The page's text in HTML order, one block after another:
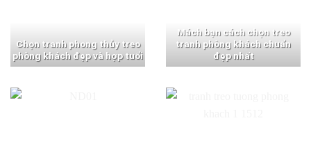
Chọn tranh phong thủy treo
phòng khách đẹp và hợp tuổi
Mách bạn cách chọn treo
tranh phòng khách chuẩn
đẹp nhất